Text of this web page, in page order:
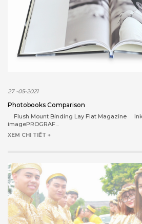
27 -05-2021
Photobooks Comparison
Flush Mount Binding Lay Flat Magazine
imagePROGRAF...
XEM CHI TIẾT +